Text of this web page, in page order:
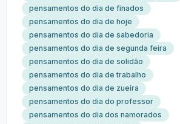
pensamentos do dia de finados
pensamentos do dia de hoje
pensamentos do dia de sabedoria
pensamentos do dia de segunda feira
pensamentos do dia de solidão
pensamentos do dia de trabalho
pensamentos do dia de zueira
pensamentos do dia do professor
pensamentos do dia dos namorados